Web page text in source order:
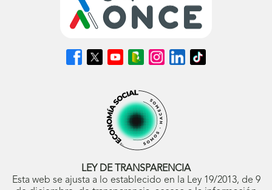
Síguenos
en
Síguenos
en
ventana
nueva)
Síguenos
en
abrirá
en
ventana
nueva)
Síguenos
en
Blog
ONCE
(se
abrirá
en
ventana
Síguenos
en
abrirá
en
ventana
nueva)
Síguenos
en
Síguenos
en
LEY DE TRANSPARENCIA
Esta web se ajusta a lo establecido en la Ley 19/2013, de 9